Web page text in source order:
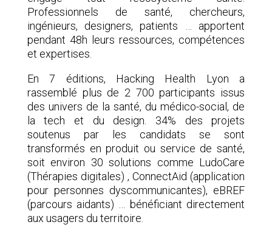
Professionnels de santé, chercheurs,
ingénieurs, designers, patients … apportent
pendant 48h leurs ressources, compétences
et expertises.
En 7 éditions, Hacking Health Lyon a
rassemblé plus de 2 700 participants issus
des univers de la santé, du médico-social, de
la tech et du design. 34% des projets
soutenus par les candidats se sont
transformés en produit ou service de santé,
soit environ 30 solutions comme LudoCare
(Thérapies digitales) , ConnectAid (application
pour personnes dyscommunicantes), eBREF
(parcours aidants) … bénéficiant directement
aux usagers du territoire.